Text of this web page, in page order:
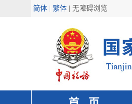
简体 | 繁体 无障碍浏览